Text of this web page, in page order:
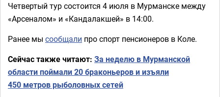
Четвертый тур состоится 4 июля в Мурманске между
«Арсеналом» и «Кандалакшей» в 14:00.
Ранее мы сообщали про спорт пенсионеров в Коле.
Сейчас также читают: За неделю в Мурманской
области поймали 20 браконьеров и изъяли
450 метров рыболовных сетей